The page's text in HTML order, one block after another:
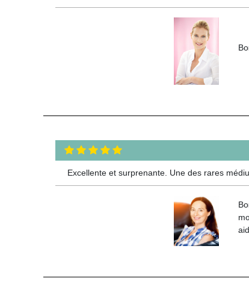
Excellente et surprenante. Une des rares